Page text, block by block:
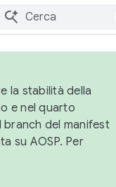
la stabilità della
e nel quarto
branch del manifest
su AOSP. Per